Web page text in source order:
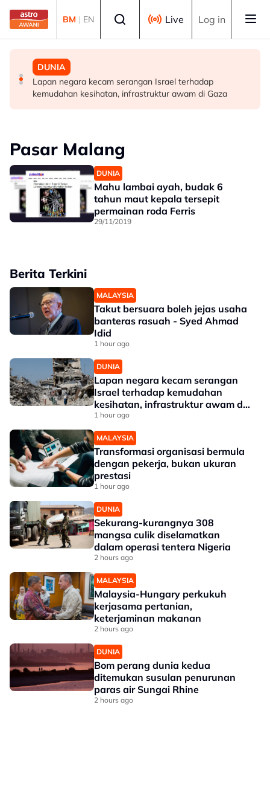
Skip to main content
BM | EN Live Log in
MALAYSIA
Transformasi organisasi bermula dengan pekerja, bukan
ukuran prestasi
MALAYSIA
Takut bersuara boleh jejas usaha banteras rasuah -
Syed Ahmad Idid
DUNIA
Lapan negara kecam serangan Israel terhadap
kemudahan kesihatan, infrastruktur awam di Gaza
Pasar Malang
DUNIA
Mahu lambai ayah, budak 6
tahun maut kepala tersepit
permainan roda Ferris
29/11/2019
Berita Terkini
MALAYSIA
Takut bersuara boleh jejas usaha
banteras rasuah - Syed Ahmad
Idid
1 hour ago
DUNIA
Lapan negara kecam serangan
Israel terhadap kemudahan
kesihatan, infrastruktur awam di
Gaza
1 hour ago
MALAYSIA
Transformasi organisasi bermula
dengan pekerja, bukan ukuran
prestasi
1 hour ago
DUNIA
Sekurang-kurangnya 308
mangsa culik diselamatkan
dalam operasi tentera Nigeria
2 hours ago
MALAYSIA
Malaysia-Hungary perkukuh
kerjasama pertanian,
keterjaminan makanan
2 hours ago
DUNIA
Bom perang dunia kedua
ditemukan susulan penurunan
paras air Sungai Rhine
2 hours ago